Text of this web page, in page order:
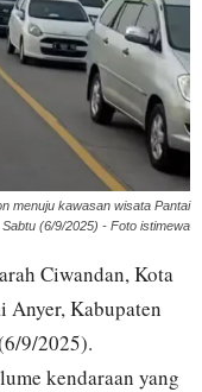
menuju kawasan wisata Pantai
(6/9/2025) - Foto istimewa
Ciwandan, Kota
Anyer, Kabupaten
9/2025).
kendaraan yang